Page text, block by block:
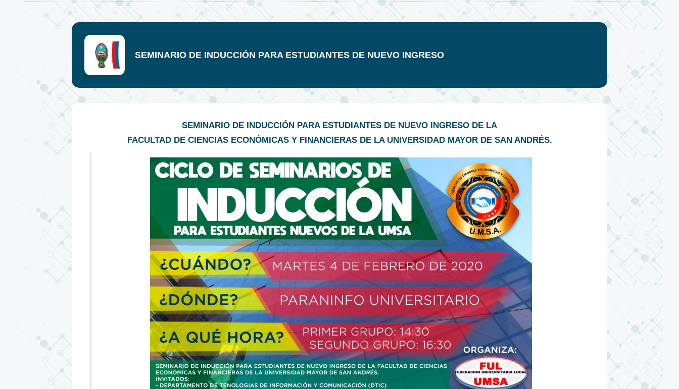
SEMINARIO DE INDUCCIÓN PARA ESTUDIANTES DE NUEVO INGRESO
SEMINARIO DE INDUCCIÓN PARA ESTUDIANTES DE NUEVO INGRESO DE LA
FACULTAD DE CIENCIAS ECONÓMICAS Y FINANCIERAS DE LA UNIVERSIDAD MAYOR DE SAN ANDRÉS.